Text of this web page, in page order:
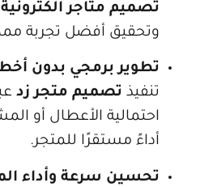
متاجر الكترونيةيضمن
أفضل تجربة ممكنة.
برمجي بدون أخطاء تقنية
تصميم متجر زدعبر فريق
الأعطال أو المشكلات
مستقرًا للمتجر.
سرعة وأداء المتجر